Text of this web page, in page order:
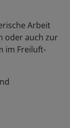
Arbeit
oder auch zur
im Freiluft-